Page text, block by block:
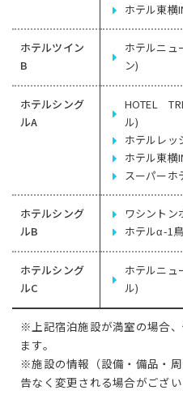
ホテル東横
ホテルツイン
B
ホテルニュ
ン)
ホテルシング
ルA
HOTEL
ル)
ホテルレッ
ホテル東横
スーパーホ
ホテルシング
ルB
ワシントン
ホテルα-1
ホテルシング
ルC
ホテルニュ
ル)
※上記宿泊施設が満室の場合
ます。
※施設の情報（設備・備品・
告なく変更される場合がござい